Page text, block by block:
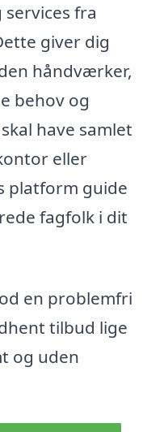
fra
giver dig
håndværker,
behov og
have samlet
eller
platform guide
fagfolk i dit
en problemfri
tilbud lige
og uden